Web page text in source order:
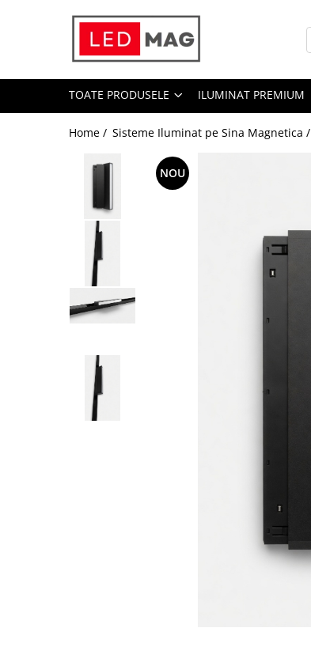
Toate Produsele
Lustre LED
Accesorii iluminat
Lampadare și Veioze LED
Lustre suspendate
Sina Magnetica Slim
Iluminat exterior
TOATE PRODUSELE ILUMINAT PREMIUM
Home / Sisteme Iluminat pe Sina Magnetica /
NOU